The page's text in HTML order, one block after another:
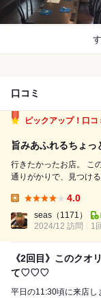
口コミ
ピックアップ！口コ
旨みあふれるちょ
行きたかったお店。 このあたりは車でも徒歩でも、よく通るのだけど、
通りがかりで、見つけること
お待ちいただく事もあるかもし
た！ メイン通り...
4.0
seas （1171）
2024/12 訪問
1
《2回目》このクオ
て♡♡♡
平日の11:30頃に来店しました。 先客は1名。待たずに